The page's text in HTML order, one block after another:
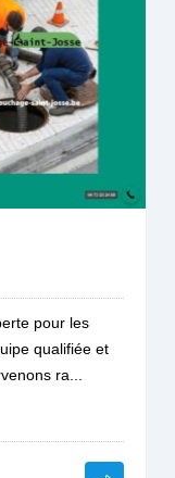
pour les
qualifiée et
ra...